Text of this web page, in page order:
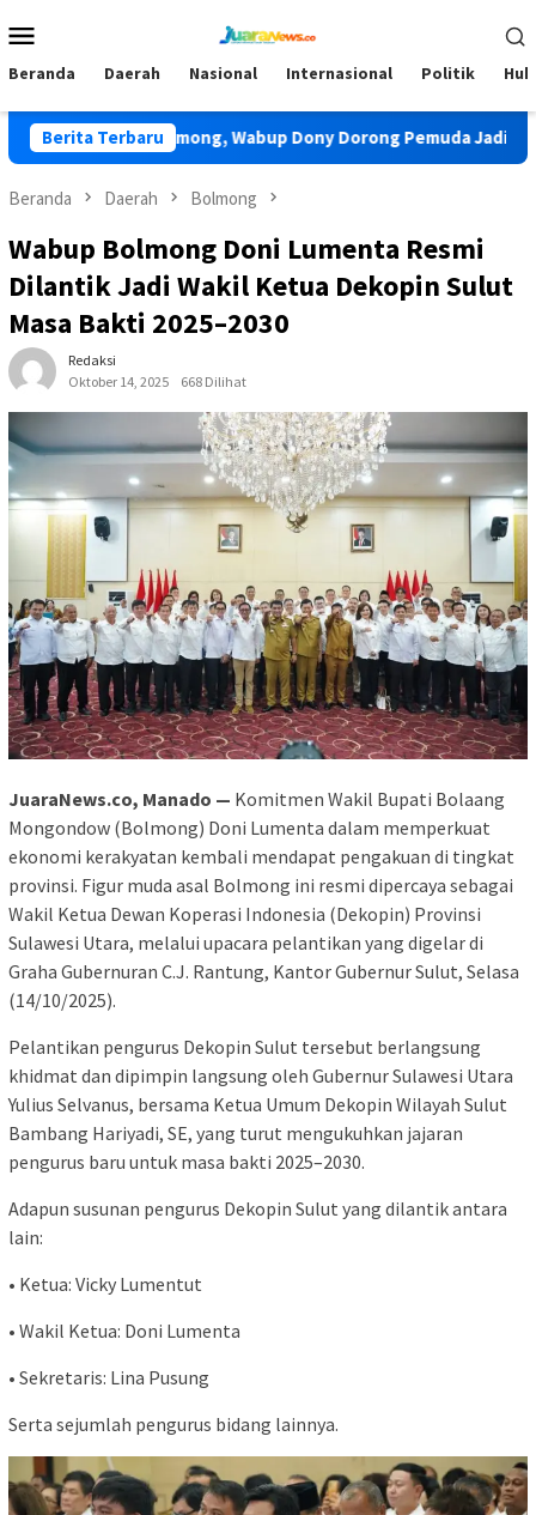
ke
Mobile
Beranda Daerah Nasional Internasional Politik
Berita Terbaru
Bolmong, Wabup Dony Dorong Pemuda Jadi Pengawal
Beranda Daerah Bolmong
Wabup Bolmong Doni Lumenta Resmi
Dilantik Jadi Wakil Ketua Dekopin Sulut
Masa Bakti 2025–2030
Redaksi
Oktober 14, 2025
668 Dilihat
JuaraNews.co, Manado — Komitmen Wakil Bupati Bolaang
Mongondow (Bolmong) Doni Lumenta dalam memperkuat
ekonomi kerakyatan kembali mendapat pengakuan di tingkat
provinsi. Figur muda asal Bolmong ini resmi dipercaya sebagai
Wakil Ketua Dewan Koperasi Indonesia (Dekopin) Provinsi
Sulawesi Utara, melalui upacara pelantikan yang digelar di
Graha Gubernuran C.J. Rantung, Kantor Gubernur Sulut, Selasa
(14/10/2025).
Pelantikan pengurus Dekopin Sulut tersebut berlangsung
khidmat dan dipimpin langsung oleh Gubernur Sulawesi Utara
Yulius Selvanus, bersama Ketua Umum Dekopin Wilayah Sulut
Bambang Hariyadi, SE, yang turut mengukuhkan jajaran
pengurus baru untuk masa bakti 2025–2030.
Adapun susunan pengurus Dekopin Sulut yang dilantik antara
lain:
• Ketua: Vicky Lumentut
• Wakil Ketua: Doni Lumenta
• Sekretaris: Lina Pusung
Serta sejumlah pengurus bidang lainnya.